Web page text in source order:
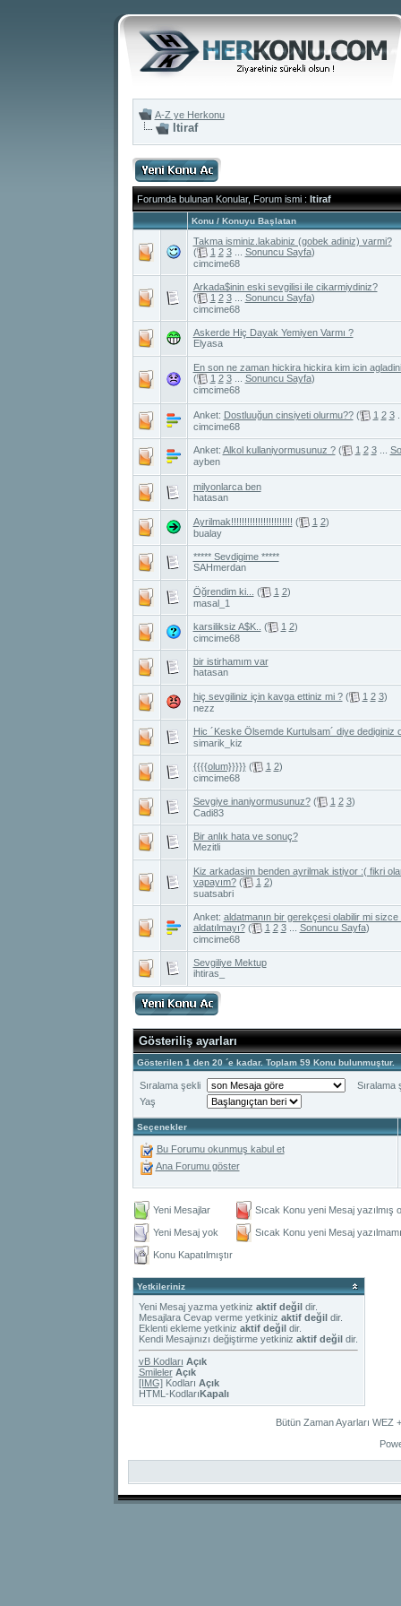
A-Z ye Herkonu
Itiraf
Forumda bulunan Konular, Forum ismi: Itiraf
Konu/ Konuyu Başlatan
Takma isminiz.lakabiniz (gobek adiniz) varmi?
(
1 2 3... Sonuncu Sayfa)
cimcime68
Arkada$inin eski sevgilisi ile cikarmiydiniz?
(
1 2 3... Sonuncu Sayfa)
cimcime68
Askerde Hiç Dayak Yemiyen Varmı ?
Elyasa
En son ne zaman hickira hickira kim icin
(
1 2 3... Sonuncu Sayfa)
cimcime68
Anket: Dostluuğun cinsiyeti olurmu?? ( 1 2 3
cimcime68
Anket: Alkol kullaniyormusunuz ? ( 1 2 3...
ayben
milyonlarca ben
hatasan
Ayrilmak!!!!!!!!!!!!!!!!!!!!!!! ( 1 2)
bualay
***** Sevdigime *****
SAHmerdan
Öğrendim ki... ( 1 2)
masal_1
karsiliksiz A$K.. ( 1 2)
cimcime68
bir istirhamım var
hatasan
hiç sevgiliniz için kavga ettiniz mi ? ( 1 2 3)
nezz
Hic ´Keske Ölsemde Kurtulsam´ diye dediginiz
simarik_kiz
{{{{olum}}}}} ( 1 2)
cimcime68
Sevgiye inaniyormusunuz? ( 1 2 3)
Cadi83
Bir anlık hata ve sonuç?
Mezitli
Kiz arkadasim benden ayrilmak istiyor :( fikri
yapayım? ( 1 2)
suatsabri
Anket: aldatmanın bir gerekçesi olabilir mi
aldatılmayı? ( 1 2 3... Sonuncu Sayfa)
cimcime68
Sevgiliye Mektup
ihtiras_
Gösteriliş ayarları
Gösterilen 1 den 20 ´e kadar. Toplam 59 Konu bulunmuştur.
Sıralama şekli
Sıralama
Yaş
Seçenekler
Bu Forumu okunmuş kabul et
Ana Forumu göster
Yeni Mesajlar Sıcak Konu yeni Mesaj yazılmış
Yeni Mesaj yok Sıcak Konu yeni Mesaj
Konu Kapatılmıştır
Yetkileriniz
Yeni Mesaj yazma yetkiniz aktif değildir.
Mesajlara Cevap verme yetkiniz aktif değildir.
Eklenti ekleme yetkiniz aktif değildir.
Kendi Mesajınızı değiştirme yetkiniz aktif değildir.
vB Kodları Açık
Smileler Açık
[IMG]Kodları Açık
HTML-KodlarıKapalı
Bütün Zaman Ayarları WEZ